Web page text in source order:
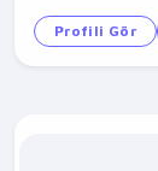
Profili Gör